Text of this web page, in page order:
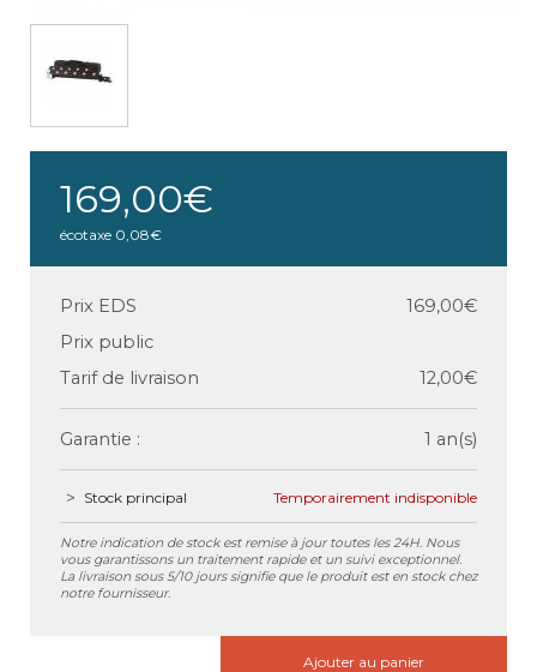
169,00€
écotaxe 0,08€
Prix EDS
169,00€
Prix public
Tarif de livraison
12,00€
Garantie : 1 an(s)
Stock principal Temporairement indisponible
Notre indication de stock est remise à jour toutes les 24H. Nous
vous garantissons un traitement rapide et un suivi exceptionnel.
La livraison sous 5/10 jours signifie que le produit est en stock chez
notre fournisseur.
Ajouter au panier